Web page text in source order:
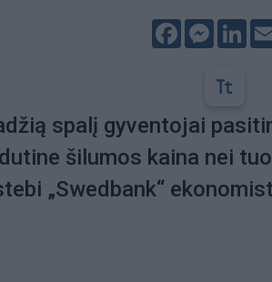
Facebook
spalį gyventojai
šilumos kaina nei tuo
„Swedbank“